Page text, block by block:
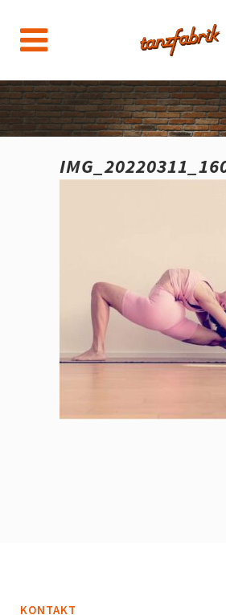
KONTAKT